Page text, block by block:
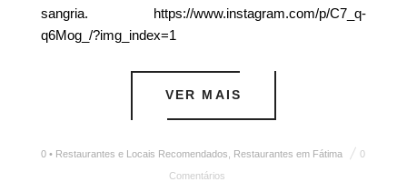
sangria. https://www.instagram.com/p/C7_q-
q6Mog_/?img_index=1
VER MAIS
0 • Restaurantes e Locais Recomendados Restaurantes em Fátima
0
Comentários